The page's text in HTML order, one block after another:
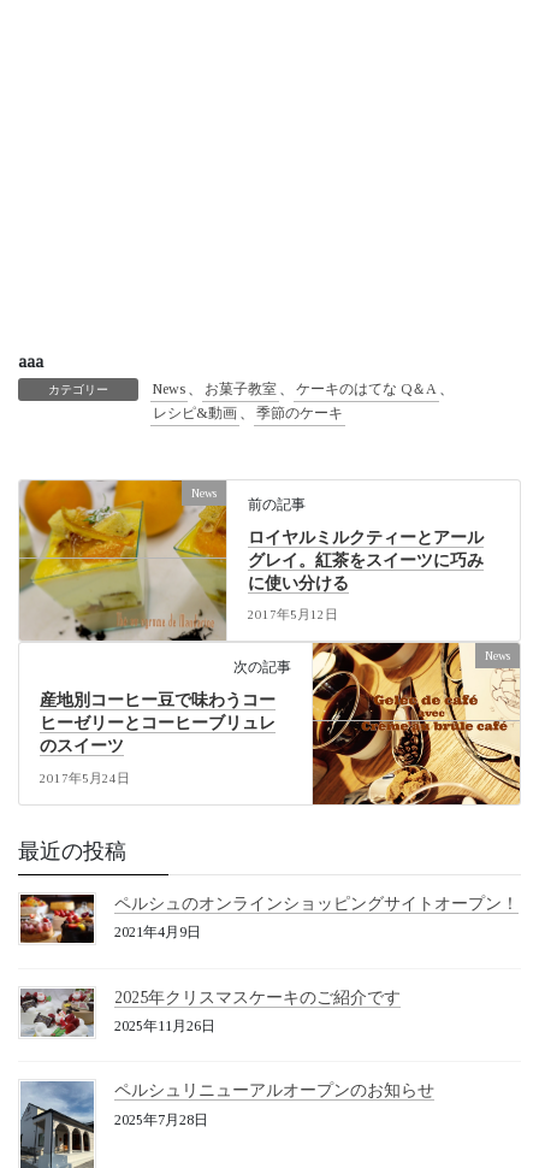
aaa
カテゴリー News 、 お菓子教室 、 ケーキのはてな Q＆A 、
レシピ&動画 、 季節のケーキ
News
前の記事
ロイヤルミルクティーとアール
グレイ。紅茶をスイーツに巧み
に使い分ける
2017年5月12日
News
次の記事
産地別コーヒー豆で味わうコー
ヒーゼリーとコーヒーブリュレ
のスイーツ
2017年5月24日
最近の投稿
ペルシュのオンラインショッピングサイトオープン！
2021年4月9日
2025年クリスマスケーキのご紹介です
2025年11月26日
ペルシュリニューアルオープンのお知らせ
2025年7月28日